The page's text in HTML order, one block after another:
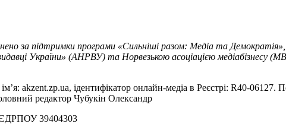
за підтримки програми «Сильніші разом: Медіа та
України» (АНРВУ) та Норвезькою асоціацією медіабізнесу
akzent.zp.ua, ідентифікатор онлайн-медіа в Реєстрі: R40-
редактор Чубукін Олександр
ЄДРПОУ 39404303